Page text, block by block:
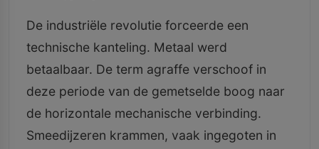
De industriële revolutie forceerde een
technische kanteling. Metaal werd
betaalbaar. De term agraffe verschoof in
deze periode van de gemetselde boog naar
de horizontale mechanische verbinding.
Smeedijzeren krammen, vaak ingegoten in